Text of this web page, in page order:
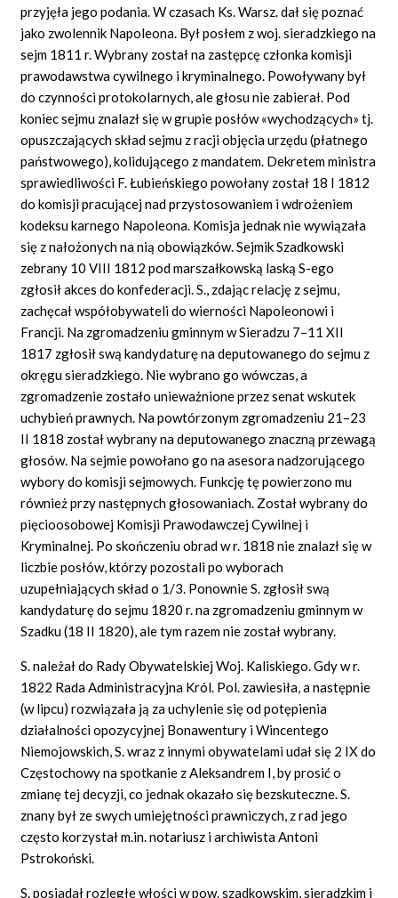
przyjęła jego podania. W czasach Ks. Warsz. dał się poznać
jako zwolennik Napoleona. Był posłem z woj. sieradzkiego na
sejm 1811 r. Wybrany został na zastępcę członka komisji
prawodawstwa cywilnego i kryminalnego. Powoływany był
do czynności protokolarnych, ale głosu nie zabierał. Pod
koniec sejmu znalazł się w grupie posłów «wychodzących» tj.
opuszczających skład sejmu z racji objęcia urzędu (płatnego
państwowego), kolidującego z mandatem. Dekretem ministra
sprawiedliwości F. Łubieńskiego powołany został 18 I 1812
do komisji pracującej nad przystosowaniem i wdrożeniem
kodeksu karnego Napoleona. Komisja jednak nie wywiązała
się z nałożonych na nią obowiązków. Sejmik Szadkowski
zebrany 10 VIII 1812 pod marszałkowską laską S-ego
zgłosił akces do konfederacji. S., zdając relację z sejmu,
zachęcał współobywateli do wierności Napoleonowi i
Francji. Na zgromadzeniu gminnym w Sieradzu 7–11 XII
1817 zgłosił swą kandydaturę na deputowanego do sejmu z
okręgu sieradzkiego. Nie wybrano go wówczas, a
zgromadzenie zostało unieważnione przez senat wskutek
uchybień prawnych. Na powtórzonym zgromadzeniu 21–23
II 1818 został wybrany na deputowanego znaczną przewagą
głosów. Na sejmie powołano go na asesora nadzorującego
wybory do komisji sejmowych. Funkcję tę powierzono mu
również przy następnych głosowaniach. Został wybrany do
pięcioosobowej Komisji Prawodawczej Cywilnej i
Kryminalnej. Po skończeniu obrad w r. 1818 nie znalazł się w
liczbie posłów, którzy pozostali po wyborach
uzupełniających skład o 1/3. Ponownie S. zgłosił swą
kandydaturę do sejmu 1820 r. na zgromadzeniu gminnym w
Szadku (18 II 1820), ale tym razem nie został wybrany.
S. należał do Rady Obywatelskiej Woj. Kaliskiego. Gdy w r.
1822 Rada Administracyjna Król. Pol. zawiesiła, a następnie
(w lipcu) rozwiązała ją za uchylenie się od potępienia
działalności opozycyjnej Bonawentury i Wincentego
Niemojowskich, S. wraz z innymi obywatelami udał się 2 IX do
Częstochowy na spotkanie z Aleksandrem I, by prosić o
zmianę tej decyzji, co jednak okazało się bezskuteczne. S.
znany był ze swych umiejętności prawniczych, z rad jego
często korzystał m.in. notariusz i archiwista Antoni
Pstrokoński.
S. posiadał rozległe włości w pow. szadkowskim, sieradzkim i